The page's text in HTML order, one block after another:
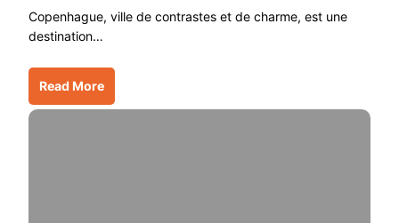
Copenhague, ville de contrastes et de charme, est une
destination…
Read More